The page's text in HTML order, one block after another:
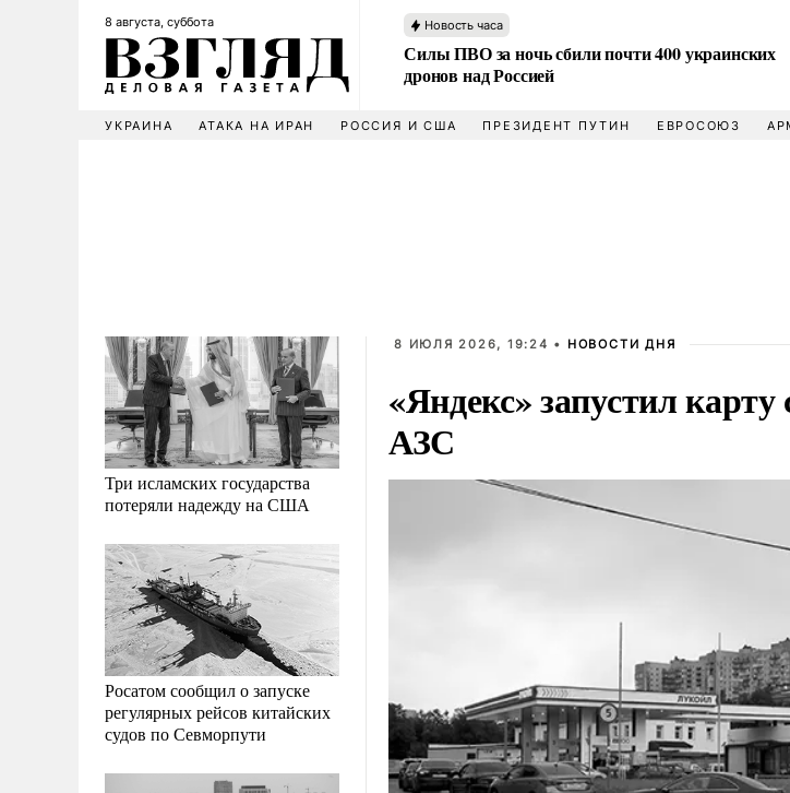
8 августа, суббота Новость часа
Силы ПВО за ночь сбили почти 400 украинских
дронов над Россией
УКРАИНА АТАКА НА ИРАН РОССИЯ И США ПРЕЗИДЕНТ ПУТИН ЕВРОСОЮЗ
Три исламских государства
потеряли надежду на США
Росатом сообщил о запуске
регулярных рейсов китайских
судов по Севморпути
8 ИЮЛЯ 2026, 19:24 • НОВОСТИ ДНЯ
«Яндекс» запустил
АЗС